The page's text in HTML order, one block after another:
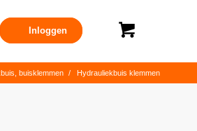
Inloggen
buisklemmen / Hydrauliekbuis klemmen